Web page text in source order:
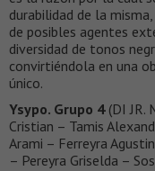
durabilidad de la
de posibles agentes
diversidad de tonos
convirtiéndola en una
único.
Ysypo. Grupo 4(DI JR.
Cristian – Tamis
Arami – Ferreyra
– Pereyra Griselda –